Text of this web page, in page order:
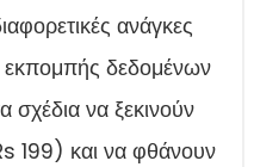
ανάγκες
εκπομπής δεδομένων
σχέδια να ξεκινούν
199) και να φθάνουν